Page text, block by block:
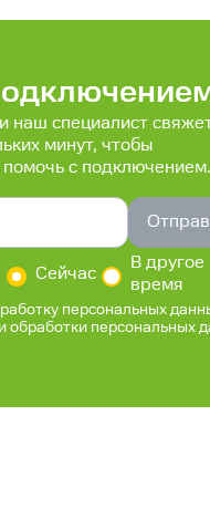
наш специалист
минут, чтобы
помочь с подключением.
Сейчас
В другое
время
персональных
обработки персональных